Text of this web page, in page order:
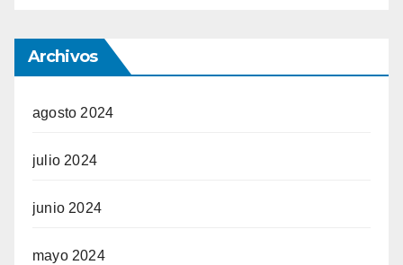
Archivos
agosto 2024
julio 2024
junio 2024
mayo 2024